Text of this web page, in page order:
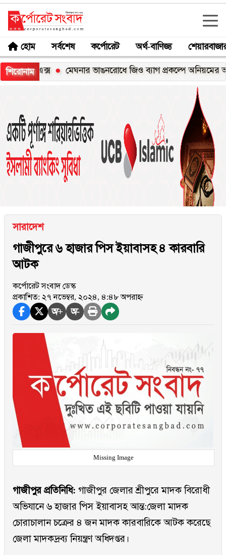
হোম সর্বশেষ কর্পোরেট অর্থ-বাণিজ্য
শিরোনামমেঘনার ভাঙনরোধে জিও ব্যাগ প্রকল্পে অনিয়মের অভিযোগ,
সারাদেশ
গাজীপুরে ৬ হাজার পিস ইয়াবাসহ ৪ কারবারি
আটক
কর্পোরেট সংবাদ ডেস্ক
প্রকাশিত: ২৭ নভেম্বর, ২০২৪, ৪:৪৮ অপরাহ্ন
অ+ অ-
Missing Image
গাজীপুর প্রতিনিধি: গাজীপুর জেলার শ্রীপুরে মাদক বিরোধী
অভিযানে ৬ হাজার পিস ইয়াবাসহ আন্ত:জেলা মাদক
চোরাচালান চক্রের ৪ জন মাদক কারবারিকে আটক করেছে
জেলা মাদকদ্রব্য নিয়ন্ত্রণ অধিদপ্তর।